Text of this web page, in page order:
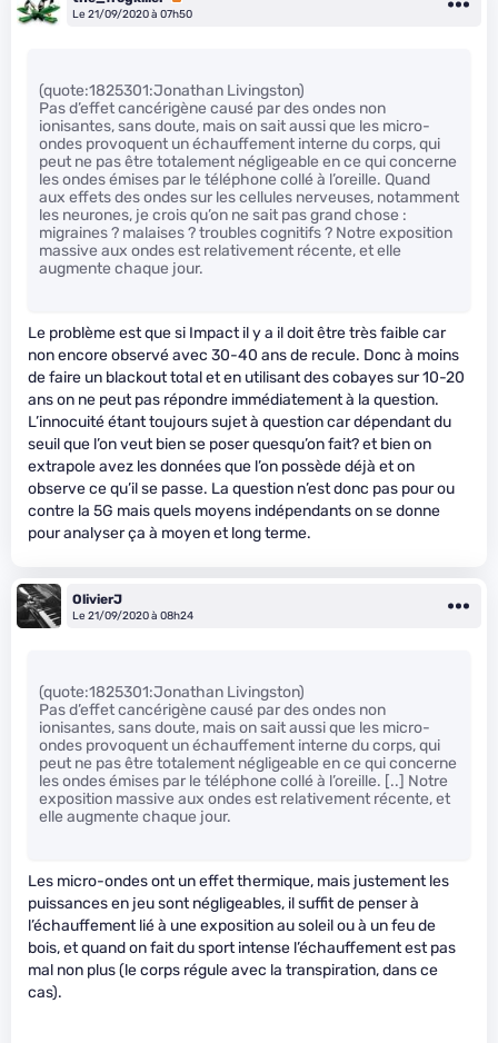
Le 21/09/2020 à 07h50
(quote:1825301:Jonathan Livingston)
Pas d’effet cancérigène causé par des ondes non
ionisantes, sans doute, mais on sait aussi que les micro-
ondes provoquent un échauffement interne du corps, qui
peut ne pas être totalement négligeable en ce qui concerne
les ondes émises par le téléphone collé à l’oreille. Quand
aux effets des ondes sur les cellules nerveuses, notamment
les neurones, je crois qu’on ne sait pas grand chose :
migraines ? malaises ? troubles cognitifs ? Notre exposition
massive aux ondes est relativement récente, et elle
augmente chaque jour.
Le problème est que si Impact il y a il doit être très faible car
non encore observé avec 30-40 ans de recule. Donc à moins
de faire un blackout total et en utilisant des cobayes sur 10-20
ans on ne peut pas répondre immédiatement à la question.
L’innocuité étant toujours sujet à question car dépendant du
seuil que l’on veut bien se poser quesqu’on fait? et bien on
extrapole avez les données que l’on possède déjà et on
observe ce qu’il se passe. La question n’est donc pas pour ou
contre la 5G mais quels moyens indépendants on se donne
pour analyser ça à moyen et long terme.
OlivierJ
Le 21/09/2020 à 08h24
(quote:1825301:Jonathan Livingston)
Pas d’effet cancérigène causé par des ondes non
ionisantes, sans doute, mais on sait aussi que les micro-
ondes provoquent un échauffement interne du corps, qui
peut ne pas être totalement négligeable en ce qui concerne
les ondes émises par le téléphone collé à l’oreille. [..] Notre
exposition massive aux ondes est relativement récente, et
elle augmente chaque jour.
Les micro-ondes ont un effet thermique, mais justement les
puissances en jeu sont négligeables, il suffit de penser à
l’échauffement lié à une exposition au soleil ou à un feu de
bois, et quand on fait du sport intense l’échauffement est pas
mal non plus (le corps régule avec la transpiration, dans ce
cas).